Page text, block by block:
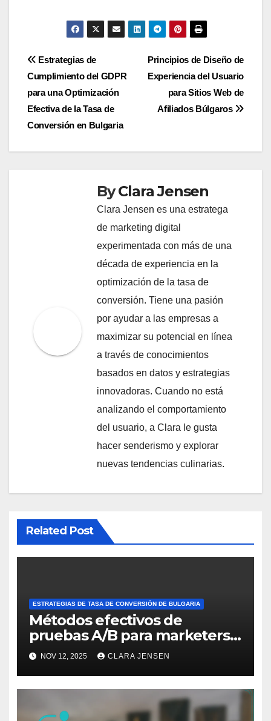
Post
navigation
Principios de Diseño de
Experiencia del Usuario
para Sitios Web de
Afiliados Búlgaros
Estrategias de
Cumplimiento del GDPR
para una Optimización
Efectiva de la Tasa de
Conversión en Bulgaria
ByClara Jensen
Clara Jensen es una estratega
de marketing digital
experimentada con más de una
década de experiencia en la
optimización de la tasa de
conversión. Tiene una pasión
por ayudar a las empresas a
maximizar su potencial en línea
a través de conocimientos
basados en datos y estrategias
innovadoras. Cuando no está
analizando el comportamiento
del usuario, a Clara le gusta
hacer senderismo y explorar
nuevas tendencias culinarias.
Related Post
ESTRATEGIAS DE TASA DE CONVERSIÓN DE BULGARIA
Métodos efectivos de
pruebas A/B para marketers
afiliados búlgaros
NOV 12, 2025 CLARA JENSEN